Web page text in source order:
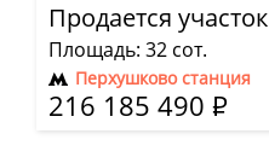
Продается участок
Площадь: 32 сот.
Перхушково станция
216 185 490 Р